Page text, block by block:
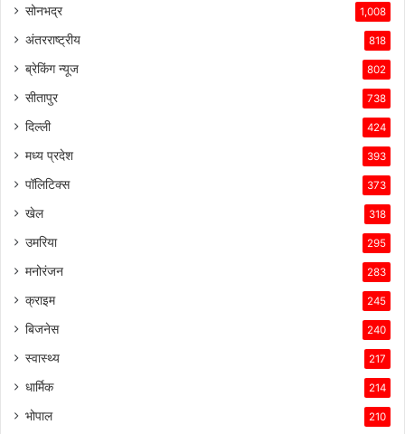
सोनभद्र 1,008
अंतरराष्ट्रीय 818
ब्रेकिंग न्यूज 802
सीतापुर 738
दिल्ली 424
मध्य प्रदेश 393
पॉलिटिक्स 373
खेल 318
उमरिया 295
मनोरंजन 283
क्राइम 245
बिजनेस 240
स्वास्थ्य 217
धार्मिक 214
भोपाल 210